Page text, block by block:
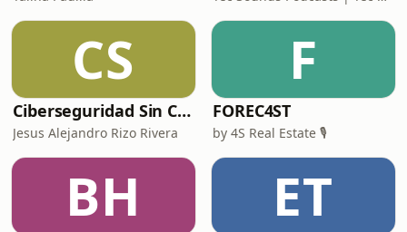
CS
Ciberseguridad Sin Censura
Jesus Alejandro Rizo Rivera
F
FOREC4ST
by 4S Real Estate 🎙️
BH ET